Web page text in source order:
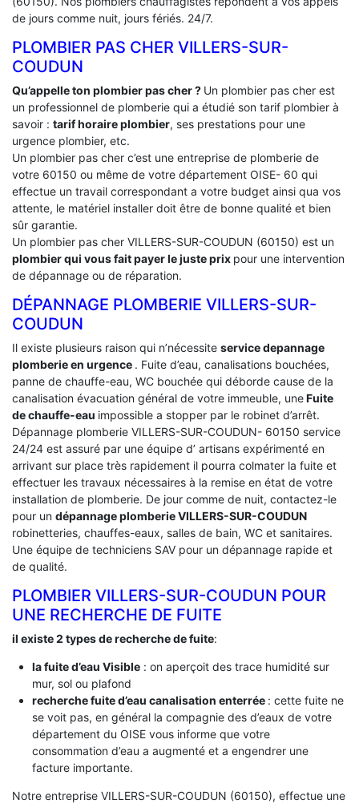
de jours comme nuit, jours fériés. 24/7.
PLOMBIER PAS CHER VILLERS-SUR-
COUDUN
Qu’appelle ton plombier pas cher ? Un plombier pas cher est
un professionnel de plomberie qui a étudié son tarif plombier à
savoir : tarif horaire plombier, ses prestations pour une
urgence plombier, etc.
Un plombier pas cher c’est une entreprise de plomberie de
votre 60150 ou même de votre département OISE- 60 qui
effectue un travail correspondant a votre budget ainsi qua vos
attente, le matériel installer doit être de bonne qualité et bien
sûr garantie.
Un plombier pas cher VILLERS-SUR-COUDUN (60150) est un
plombier qui vous fait payer le juste prix pour une intervention
de dépannage ou de réparation.
DÉPANNAGE PLOMBERIE VILLERS-SUR-
COUDUN
Il existe plusieurs raison qui n’nécessite service depannage
plomberie en urgence . Fuite d’eau, canalisations bouchées,
panne de chauffe-eau, WC bouchée qui déborde cause de la
canalisation évacuation général de votre immeuble, uneFuite
de chauffe-eau impossible a stopper par le robinet d’arrêt.
Dépannage plomberie VILLERS-SUR-COUDUN- 60150 service
24/24 est assuré par une équipe d’ artisans expérimenté en
arrivant sur place très rapidement il pourra colmater la fuite et
effectuer les travaux nécessaires à la remise en état de votre
installation de plomberie. De jour comme de nuit, contactez-le
pour un dépannage plomberie VILLERS-SUR-COUDUN
robinetteries, chauffes-eaux, salles de bain, WC et sanitaires.
Une équipe de techniciens SAV pour un dépannage rapide et
de qualité.
PLOMBIER VILLERS-SUR-COUDUN POUR
UNE RECHERCHE DE FUITE
il existe 2 types de recherche de fuite:
la fuite d’eau Visible: on aperçoit des trace humidité sur
mur, sol ou plafond
recherche fuite d’eau canalisation enterrée : cette fuite ne
se voit pas, en général la compagnie des d’eaux de votre
département du OISE vous informe que votre
consommation d’eau a augmenté et a engendrer une
facture importante.
Notre entreprise VILLERS-SUR-COUDUN (60150), effectue une